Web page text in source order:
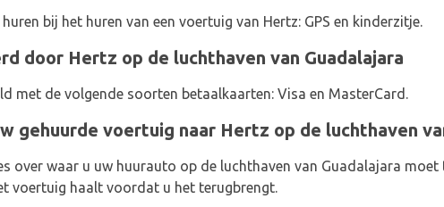
bij het huren van een voertuig van Hertz: GPS en kinderzitje.
door Hertz op de luchthaven van Guadalajara
met de volgende soorten betaalkaarten: Visa en MasterCard.
gehuurde voertuig naar Hertz op de luchthaven
over waar u uw huurauto op de luchthaven van Guadalajara moet
voertuig haalt voordat u het terugbrengt.